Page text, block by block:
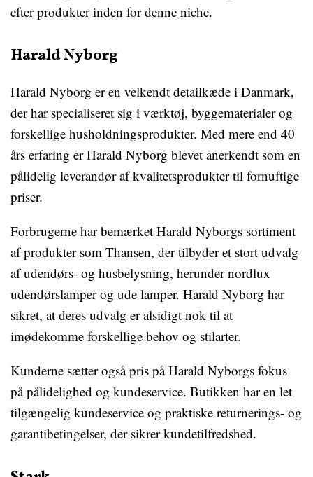
efter produkter inden for denne niche.
Harald Nyborg
Harald Nyborg er en velkendt detailkæde i Danmark,
der har specialiseret sig i værktøj, byggematerialer og
forskellige husholdningsprodukter. Med mere end 40
års erfaring er Harald Nyborg blevet anerkendt som en
pålidelig leverandør af kvalitetsprodukter til fornuftige
priser.
Forbrugerne har bemærket Harald Nyborgs sortiment
af produkter som Thansen, der tilbyder et stort udvalg
af udendørs- og husbelysning, herunder nordlux
udendørslamper og ude lamper. Harald Nyborg har
sikret, at deres udvalg er alsidigt nok til at
imødekomme forskellige behov og stilarter.
Kunderne sætter også pris på Harald Nyborgs fokus
på pålidelighed og kundeservice. Butikken har en let
tilgængelig kundeservice og praktiske returnerings- og
garantibetingelser, der sikrer kundetilfredshed.